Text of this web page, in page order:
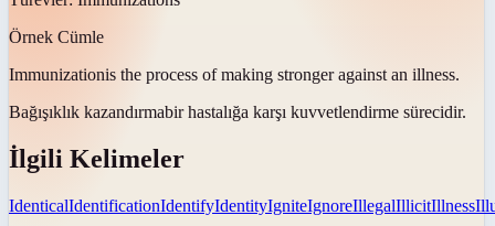
Örnek Cümle
Immunizationis the process of making stronger against an illness.
Bağışıklık kazandırmabir hastalığa karşı kuvvetlendirme sürecidir.
İlgili Kelimeler
IdenticalIdentificationIdentifyIdentityIgniteIgnoreIllegalIllicitIllness